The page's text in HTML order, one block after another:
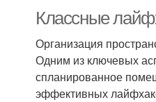
Классные
Организация
Одним из ключевых
спланированное
эффективных